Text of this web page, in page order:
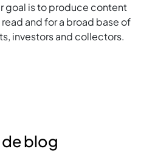
goal is to produce content
and for a broad base of
investors and collectors.
blog